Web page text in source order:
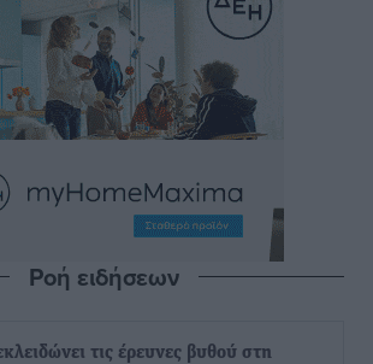
Ροή ειδήσεων
τις έρευνες βυθού στη